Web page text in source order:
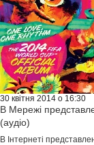
30 квітня 2014 о 16:30
В Мережі
(аудіо)
В Інтернеті